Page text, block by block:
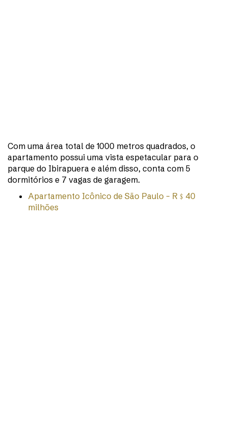
Com uma área total de 1000 metros quadrados, o
apartamento possui uma vista espetacular para o
parque do Ibirapuera e além disso, conta com 5
dormitórios e 7 vagas de garagem.
Apartamento Icônico de São Paulo – R﹩40
milhões